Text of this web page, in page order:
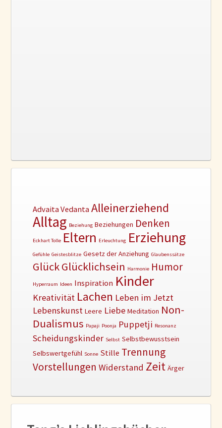
Advaita Vedanta Alleinerziehend
Alltag Beziehung Beziehungen Denken
Eckhart Tolle Eltern Erleuchtung Erziehung
Gefühle Geistesblitze Gesetz der Anziehung Glaubenssätze
GlückGlücklichsein Harmonie Humor
Hyperraum Ideen Inspiration Kinder
Kreativität Lachen Leben im Jetzt
Lebenskunst Leere Liebe Meditation Non-
Dualismus Papaji Poonja Puppetji Resonanz
Scheidungskinder Selbst Selbstbewusstsein
Selbswertgefühl Sonne Stille Trennung
Vorstellungen Widerstand Zeit Ärger